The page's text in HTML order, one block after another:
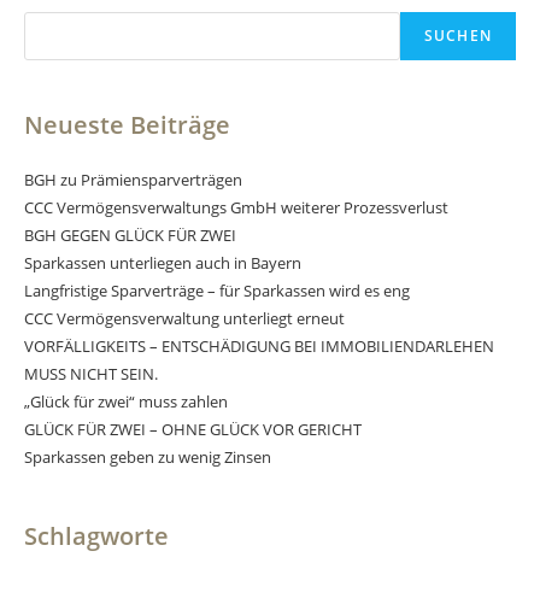
SUCHEN
Neueste Beiträge
BGH zu Prämiensparverträgen
CCC Vermögensverwaltungs GmbH weiterer Prozessverlust
BGH GEGEN GLÜCK FÜR ZWEI
Sparkassen unterliegen auch in Bayern
Langfristige Sparverträge – für Sparkassen wird es eng
CCC Vermögensverwaltung unterliegt erneut
VORFÄLLIGKEITS – ENTSCHÄDIGUNG BEI IMMOBILIENDARLEHEN
MUSS NICHT SEIN.
„Glück für zwei“ muss zahlen
GLÜCK FÜR ZWEI – OHNE GLÜCK VOR GERICHT
Sparkassen geben zu wenig Zinsen
Schlagworte